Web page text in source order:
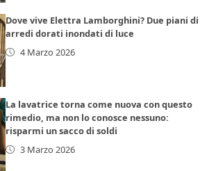
Dove vive Elettra Lamborghini? Due piani di
arredi dorati inondati di luce
4 Marzo 2026
La lavatrice torna come nuova con questo
rimedio, ma non lo conosce nessuno:
risparmi un sacco di soldi
3 Marzo 2026